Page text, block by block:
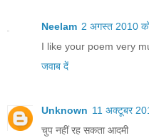
Neelam 2 अगस्त 2010
I like your poem very
जवाब दें
Unknown 11 अक्टूबर
चुप नहीं रह सकता आदमी